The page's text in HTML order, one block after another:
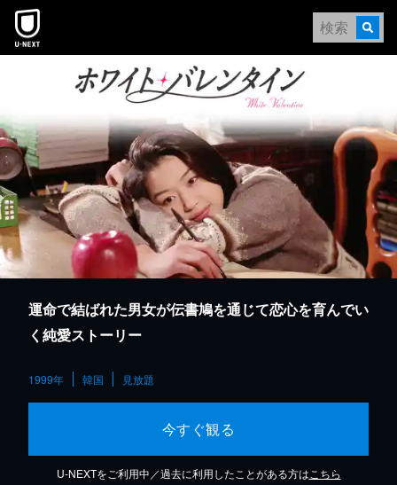
本文へスキップ
運命で結ばれた男女が伝書鳩を通じて恋心を育んでい
く純愛ストーリー
1999年 韓国 見放題
今すぐ観る
U-NEXTをご利用中／過去に利用したことがある方は こちら